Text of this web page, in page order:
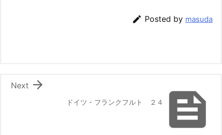
 Posted by masuda

ドイツ・フランクフルト ２４

Next